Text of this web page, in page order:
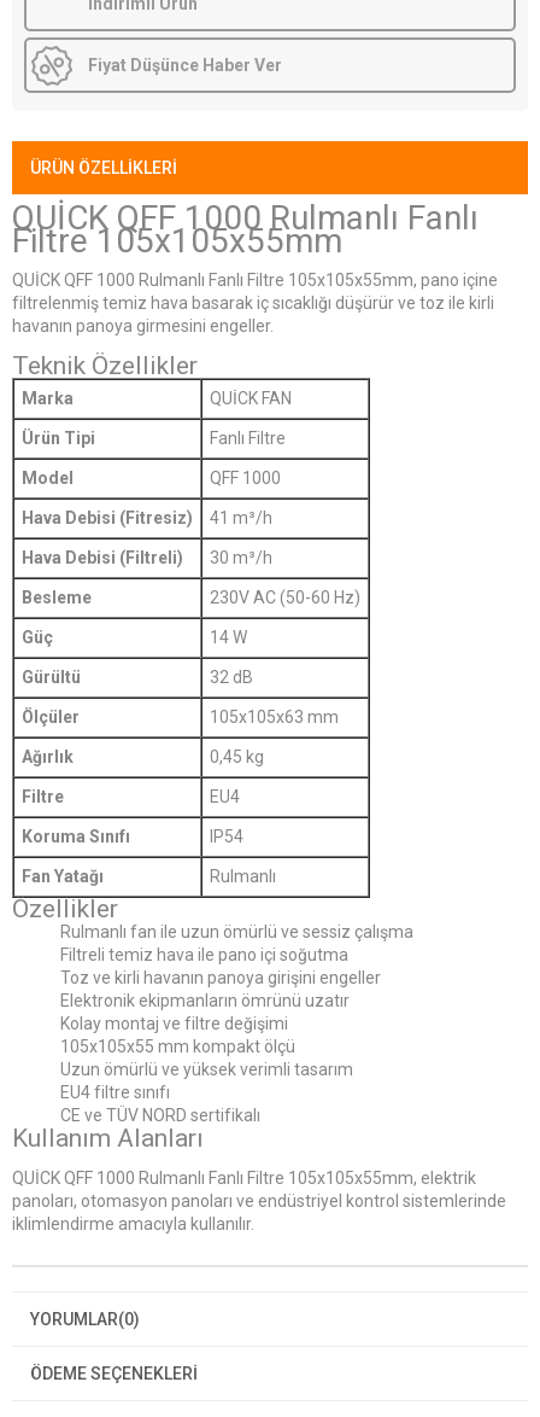
İndirimli Ürün
Fiyat Düşünce Haber Ver
ÜRÜN ÖZELLIKLERI
QUİCK QFF 1000 Rulmanlı Fanlı
Filtre 105x105x55mm
QUİCK QFF 1000 Rulmanlı Fanlı Filtre 105x105x55mm, pano içine
filtrelenmiş temiz hava basarak iç sıcaklığı düşürür ve toz ile kirli
havanın panoya girmesini engeller.
Teknik Özellikler
Marka QUİCK FAN
Ürün Tipi Fanlı Filtre
Model QFF 1000
Hava Debisi (Fitresiz) 41 m³/h
Hava Debisi (Filtreli) 30 m³/h
Besleme 230V AC (50-60 Hz)
Güç 14 W
Gürültü 32 dB
Ölçüler 105x105x63 mm
Ağırlık 0,45 kg
Filtre EU4
Koruma Sınıfı IP54
Fan Yatağı Rulmanlı
Özellikler
Rulmanlı fan ile uzun ömürlü ve sessiz çalışma
Filtreli temiz hava ile pano içi soğutma
Toz ve kirli havanın panoya girişini engeller
Elektronik ekipmanların ömrünü uzatır
Kolay montaj ve filtre değişimi
105x105x55 mm kompakt ölçü
Uzun ömürlü ve yüksek verimli tasarım
EU4 filtre sınıfı
CE ve TÜV NORD sertifikalı
Kullanım Alanları
QUİCK QFF 1000 Rulmanlı Fanlı Filtre 105x105x55mm, elektrik
panoları, otomasyon panoları ve endüstriyel kontrol sistemlerinde
iklimlendirme amacıyla kullanılır.
YORUMLAR(0)
ÖDEME SEÇENEKLERI